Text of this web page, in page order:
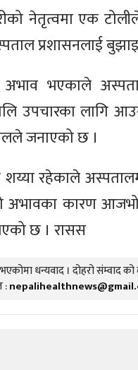
नेतृत्वमा एक
प्रशासनलाई
भएकाले
उपचारका लागि
जनाएको छ ।
रहेकाले
अभावका कारण
छ । रासस
धन्यवाद । दोहरो संम्वाद
: